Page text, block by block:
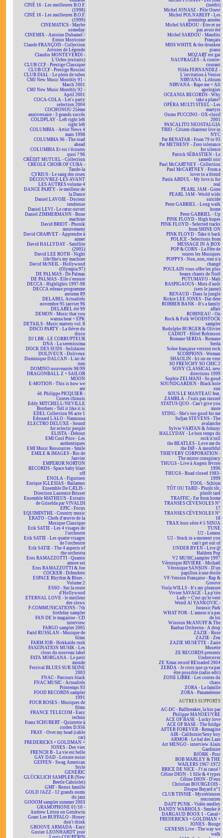
CINÉ 16 - Les meilleures B.O.F.
(1998)
CINÉ 16 - Les meilleures B.O.F.
(1999)
CINEMATICS - Maybe
someday
CINEMIX - Antoine Duhamel /
Ennio Morricone
Claude FRANÇOIS - Collection
Artistes de Légende
Claudio MONTEVERDI -
L'Orfeo (extraits)
CLUB CCF - Prestige Classique
CLUB CCF - Prestige Rossini
CLUB DIAL - Le plein de tubes
CMJ New Music Monthly 91 -
March 2001
CMJ New Music Monthly 92 -
April 2001
COCA-COLA - Let's party
selection 2004
COCHONOU 25ème
anniversaire - 3 grands succès
COLDPLAY - Left right left
right left
COLUMBIA - Artist News 4
mars 1998
COLUMBIA 96 - The road
ahead
COLUMBIA Et toi t'écoutes
quoi ? 96
CRÉDIT MUTUEL - Collection
CRÉOLE CHOIR OF CUBA -
Tande-la
CYRIUS - Le sang des roses
DÉCOUVREZ-LES AVANT
LES AUTRES volume 4
DANCE PARTY - le meilleur de
la Dance
Daniel LAVOIE - Docteur
tendresse
Daniel LEVI - Le cœur ouvert
Daniel ZIMMERMANN - Bone
machine
David BRIOT - Phonik
mouvement
David CHARVET - Apprendre à
aimer
David HALLYDAY - Satellite
(2005)
David LEE ROTH - Night
life/She's my machine
David McNEIL - Hollywood
(Olympia 97)
DE PALMAS - De Palmas
DE PALMAS - Elle s'ennuie
DECCA - Highlights 1997-98
DECCA release programme
autumn 89
DELABEL Actualités
novembre 95 janvier 96
DELABEL été 99
DEMON - Music that you
wanna hear + EPK
DETAILS - Music matters vol. 8
DISCO PARTY - La fièvre du
disco
DJ LBR - LE CORRUPTEUR
DNA - La serenissima
DOCK DES SUDS - Solidaires
DOLIVEUX - Doliveux
Dominique DALCAN - L'air de
rien
DOMINO nouveautés 98/99
DRAGONBALL Z + SAILOR
MOON
E-MOTION - This is how we
are
éd. Philippe PICQUIER -
Contes chinois
Eddy MITCHELL/NEVILLE
Brothers - Tell it like it is
EDEL Collection 96 acte 1
Edouard LALO - Namouna
ELECTRO DELUXE - Sound
for eclectic people
ELISTA - Debout
EMI Cool Price - Les
authentiques
EMI Music Ressources - Smile
EMILE & IMAGES - Rio de
Janvier
EMPEROR NORTON
RECORDS - Space baby blast
off
ENOLA - Figurines
Enrique IGLESIAS - Bailamos
Ensemble De CÆLIS -
Direction Laurence Brisset
Ensemble MATHEUS - Extraits
de Griselda par VIVALDI
EPIC - Focus
EQUIMINTHE - Country music
ERATO - Chefs d'œuvre de la
Musique Classique
Erik SATIE - Les 4 visages de
l'orchestre
Erik SATIE - Les quatre visages
de l'orchestre
Erik SATIE - The 4 aspects of
the orchestra
Eros RAMAZZOTTI - Quanto
amore sei
Eros RAMAZZOTTI & Joe
COCKER - Difendero
ESPACE Rhythm & Blues -
Volume 2
ESSO - Sur la route
d'Hollywood
ETERNAL LOVE - le meilleur
des slows
F-COMMUNICATIONS - 7th
birthday sampler
FAN DE le magazine - CD
interview
FARGO sampler 2005
Farid RUSSLAN - Musique de
films
FARM JOB - Hokkaïdo rush
FASZINATION MUSIK - Les
clous du nouveau label
FATA MORGANA - Le petit
monde
Festival BLUES SUR SEINE
2003
FNAC - Parcours black
FNAC MUSIC - Actualités
Printemps 93
FOOD RECORDS sampler
1991
FOUR ROSES - Musiques de
films
FRANCE TELECOM - Easy
techno
Franz SCHUBERT - Quintette à
cordes D.956
FRAY - Over my head (cable
car)
FREDERICKS + GOLDMAN +
JONES - Des vies
FRENCH B - La vie est belle
GAY DAD - Leisure noise
GEFFEN - Swag American
Style
GENERIC
GLÜCKLICH SAMPLER (New
Beetle Cabriolet)
GMF - Bonus famille
GOLD JAZZ - 12 grands noms
du jazz
GOOOM sampler summer 2003
GRAMOPHONE 01/10 -
Andrew Litton on Gershwin
Grant Lee BUFFALO - Honey
don't think
GROOVE ARMADA - Easy
Gustav LEONHARDT joue
Louis COUPERIN
(inédit)
Michel JONASZ - Pôle Ouest
Michel POLNAREFF - Les
premières années
Michel SARDOU - Être et ne
pas avoir été
Michel SARDOU - Maudits
Français
MISS WHITE & the drunken
piano
MOZART est gai
NAUFRAGÉS - À contre-
courant
Nilda FERNANDEZ -
L'invitation à Venise
NIRVANA - Lithium
NIRVANA - Rape me + All
apologies
OCEANIA RECORDS - Why
take a plane?
OPÉRA MULTI STEEL - Les
martyrs
Oxmo PUCCINO - OX-clusif
2001
PASCALITO NEOSTALGIA
TRIO - Citizen chanteur live in
NYC
Pat BENATAR - From 79 to 93
Pat METHENY - Zero tolerance
for silence
Patrick SÉBASTIEN - Le
samedi soir
Paul McCARTNEY - Collection
Paul McCARTNEY - From a
lover to a friend
Paula ABDUL - My love is for
real
PEARL JAM - Gone
PEARL JAM - World wide
suicide
Peter GABRIEL - Long walk
home
Peter GABRIEL - Up
PINK FLOYD - High hopes
PINK FLOYD - Selected tracks
from SHINE ON
PINK FLOYD - Take it back
POLICE - Selections from
MESSAGE IN A BOX
POP & CORN - La Fête de
toutes les Musiques
POPPYS - Non, non, rien n'a
changé
POULAIN vous offre les plus
beaux chants de Noël
PUTUMAYO - Mali
RASPIGAOUS - Mois d'août
(sers le jaune)
RENAUD - Dans la jungle
Rickie LEE JONES - Dat dere
ROBBER BANK - It's a family
affair
ROBINEAU - On
Rock & Folk WOODSTOCK
sampler
Rodolphe BURGER & Olivier
CADIOT - Hôtel Robinson
Romane SERDA - Romane
Serda
Scène française version rock
SCORPIONS - Woman
SHAOLIN - Ici on en veut
SO FRENCHY SO CHIC 2
SONY CLASSICAL new
directions 1999
Sophie ZELMANI - So good
SOUNDGARDEN - Black hole
sun
SOUS LE MANTEAU feat.
ZAMBLA - J'suis pas rassuré
STATUS QUO - Can't give you
more
STING - She's too good for me
Sufjan STEVENS - The
avalanche
Sylvie VARTAN & Johnny
HALLYDAY - Le bon temps du
rock'n'roll
the BEATLES - Love me do
the DØ - A mouthful
THIEVERY CORPORATION -
The mirror conspiracy
THUGS - Live à Angers février
1996
THUGS - Road closed 1983-
1999
TOOL - Schism
TÔT OU TARD - Plutôt tôt,
plutôt tard
TRAFFIC - Far from home
TRANSES CÉVENOLES N°
17
TRANSES CÉVENOLES N°
18
TRAX hors série # 5 NINJA
TUNE
U2 - Lemon
U2 - Stuck in a moment you
can't get out of
UNDER BYEN - Live @
Haldern Pop
V2 MUSIC sampler 1997
Véronique RIVIÈRE - Michaël
Véronique SANSON - D'un
papillon à une étoile
VF-Version Française - Rap &
Groove
Viola WILLS - It's my pleasure
Vivien SAVAGE - La p'tite
Lady + C'est qu'le vent
Weird Al YANKOVIC -
Jurassic Park
WHAT FOR - L'amour n'a pas
de loi
Winston McANUFF & The
Bazbaz Orchestra - A drop
ZAZIE - Rose
ZAZIE - Zen
ZAZIE MUSETTE - Zazie
Musette
ZE RECORDS presents
Undercover
ZE Xmas record REloaded 2004
ZEBDA - Je crois que ça va pas
être possible (radio edit)
ZONE LIBRE - Les contes du
chaos
ZORA - La famille
ZORA - Panaméenne
AUTRES SUPPORTS
AC-DC - Ballbreaker, la bio par
Philippe MANOEUVRE
ACE OF BASE - Lucky love
ACE OF BASE - The bridge
AFTER FOREVER - Remagine
AIR - Californie/Sexy boy
ARMOR - Le bal des Laze
Art MENGO - interview Alain
Gardinier
BJÖRK - Post
BOB MARLEY & THE
WAILERS 1967-1972
BRICE DE NICE - J't'ai cassé !
Céline DION - 1 fille & 4 types
Céline DION - D'eux
Christian BOURGEOIS -
Disque Bayard n°1
CLUB TINNIE - Mystérieuses
rencontres
DAFT PUNK - Vidéo medley
DANDY WARHOLS - Smoke it
DARGAUD BOOX 1 - Canal+
FREDERICKS + GOLDMAN +
JONES - Rouge
GENESIS Live - The way we
walk